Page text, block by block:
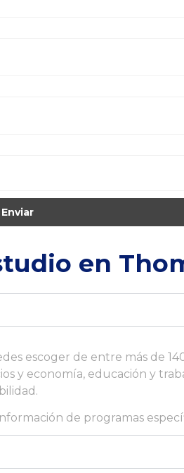
Enviar
en
escoger de entre más de
y economía, educación y
de programas